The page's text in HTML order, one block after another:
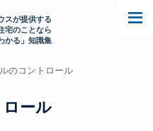
スが提供する
宅のことなら
かる」知識集
のコントロール
ロール